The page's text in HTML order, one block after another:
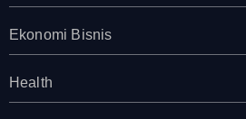
Ekonomi Bisnis
Health